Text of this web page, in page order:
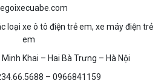
loại xe ô tô điện trẻ em, xe máy điện trẻ
em
Khai – Hai Bà Trưng – Hà Nội
– 0966841159